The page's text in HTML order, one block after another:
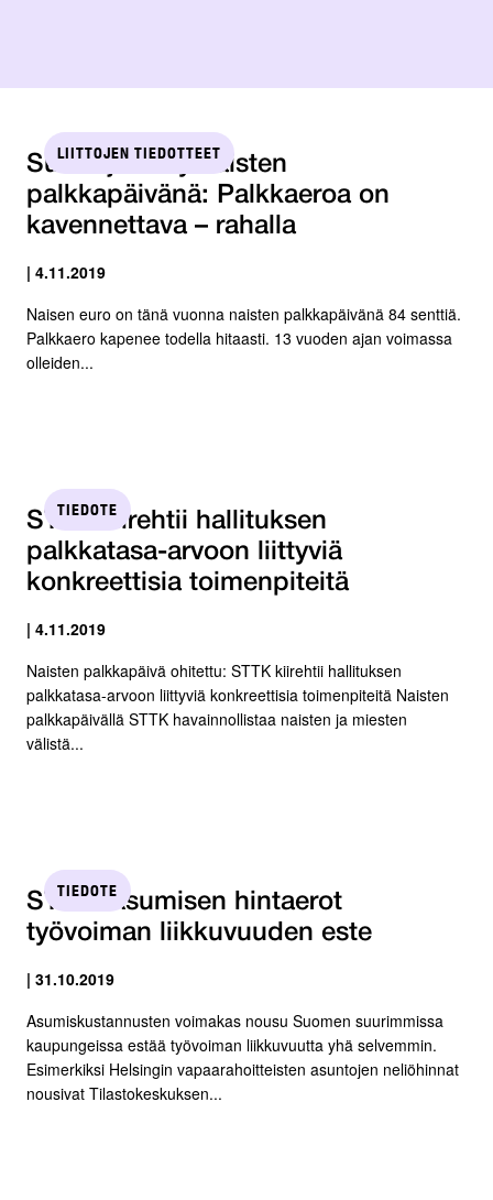
LIITTOJEN TIEDOTTEET
SuPer ja Tehy naisten
palkkapäivänä: Palkkaeroa on
kavennettava – rahalla
| 4.11.2019
Naisen euro on tänä vuonna naisten palkkapäivänä 84 senttiä.
Palkkaero kapenee todella hitaasti. 13 vuoden ajan voimassa
olleiden...
TIEDOTE
STTK kiirehtii hallituksen
palkkatasa-arvoon liittyviä
konkreettisia toimenpiteitä
| 4.11.2019
Naisten palkkapäivä ohitettu: STTK kiirehtii hallituksen
palkkatasa-arvoon liittyviä konkreettisia toimenpiteitä Naisten
palkkapäivällä STTK havainnollistaa naisten ja miesten
välistä...
TIEDOTE
STTK: Asumisen hintaerot
työvoiman liikkuvuuden este
| 31.10.2019
Asumiskustannusten voimakas nousu Suomen suurimmissa
kaupungeissa estää työvoiman liikkuvuutta yhä selvemmin.
Esimerkiksi Helsingin vapaarahoitteisten asuntojen neliöhinnat
nousivat Tilastokeskuksen...